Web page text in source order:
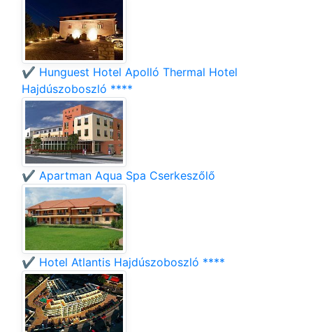
✔️ Hunguest Hotel Apolló Thermal Hotel
Hajdúszoboszló ****
✔️ Apartman Aqua Spa Cserkeszőlő
✔️ Hotel Atlantis Hajdúszoboszló ****